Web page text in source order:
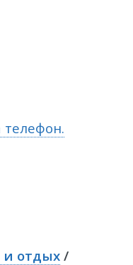
и отдых /